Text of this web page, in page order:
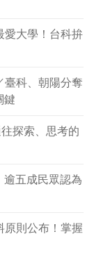
愛大學！台科拚
臺科、朝陽分奪
鍵
探索、思考的
逾五成民眾認為
原則公布！掌握